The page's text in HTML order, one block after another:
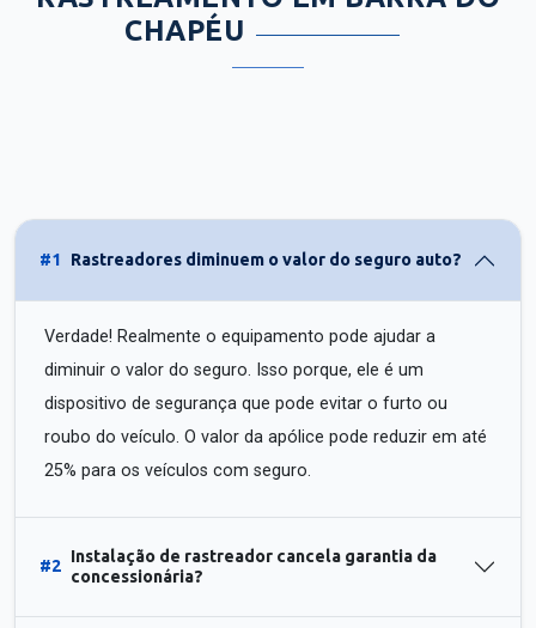
CHAPÉU
#1 Rastreadores diminuem o valor do seguro auto?
Verdade! Realmente o equipamento pode ajudar a
diminuir o valor do seguro. Isso porque, ele é um
dispositivo de segurança que pode evitar o furto ou
roubo do veículo. O valor da apólice pode reduzir em até
25% para os veículos com seguro.
#2
Instalação de rastreador cancela garantia da
concessionária?